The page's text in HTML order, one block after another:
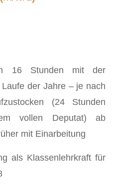
16 Stunden mit der
der Jahre – je nach
(24 Stunden
vollen Deputat) ab
mit Einarbeitung
als Klassenlehrkraft für